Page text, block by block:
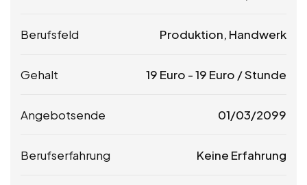
Berufsfeld Produktion, Handwerk
Gehalt 19 Euro -19 Euro / Stunde
Angebotsende 01/03/2099
Berufserfahrung Keine Erfahrung